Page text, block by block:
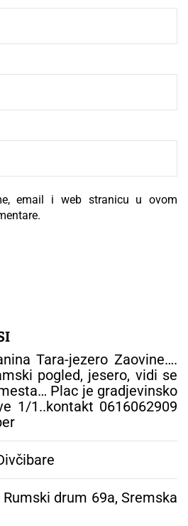
email i web stranicu u ovom
Tara-jezero Zaovine….
pogled, jesero, vidi se
Plac je gradjevinsko
1/1..kontakt 0616062909
drum 69a, Sremska